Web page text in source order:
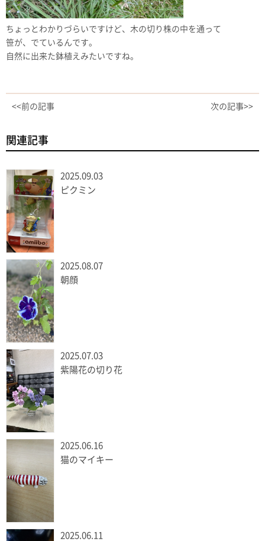
ちょっとわかりづらいですけど、木の切り株の中を通って
笹が、でているんです。
自然に出来た鉢植えみたいですね。
<<前の記事 次の記事>>
関連記事
2025.09.03
ピクミン
2025.08.07
朝顔
2025.07.03
紫陽花の切り花
2025.06.16
猫のマイキー
2025.06.11